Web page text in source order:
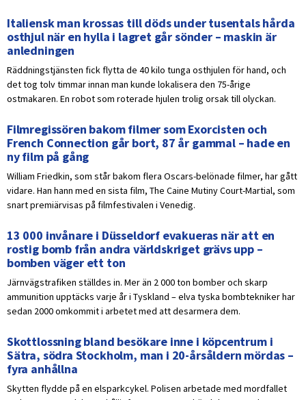
Italiensk man krossas till döds under tusentals hårda
osthjul när en hylla i lagret går sönder – maskin är
anledningen
Räddningstjänsten fick flytta de 40 kilo tunga osthjulen för hand, och
det tog tolv timmar innan man kunde lokalisera den 75-årige
ostmakaren. En robot som roterade hjulen trolig orsak till olyckan.
Filmregissören bakom filmer som Exorcisten och
French Connection går bort, 87 år gammal – hade en
ny film på gång
William Friedkin, som står bakom flera Oscars-belönade filmer, har gått
vidare. Han hann med en sista film, The Caine Mutiny Court-Martial, som
snart premiärvisas på filmfestivalen i Venedig.
13 000 invånare i Düsseldorf evakueras när att en
rostig bomb från andra världskriget grävs upp –
bomben väger ett ton
Järnvägstrafiken ställdes in. Mer än 2 000 ton bomber och skarp
ammunition upptäcks varje år i Tyskland – elva tyska bombtekniker har
sedan 2000 omkommit i arbetet med att desarmera dem.
Skottlossning bland besökare inne i köpcentrum i
Sätra, södra Stockholm, man i 20-årsåldern mördas –
fyra anhållna
Skytten flydde på en elsparkcykel. Polisen arbetade med mordfallet